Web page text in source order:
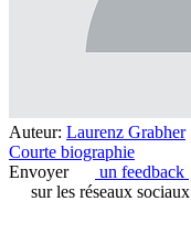
Auteur: Laurenz Grabher
Courte biographie
Envoyer
un feedback
sur les réseaux sociaux